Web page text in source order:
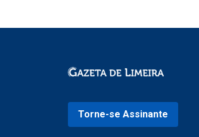
Torne-se Assinante